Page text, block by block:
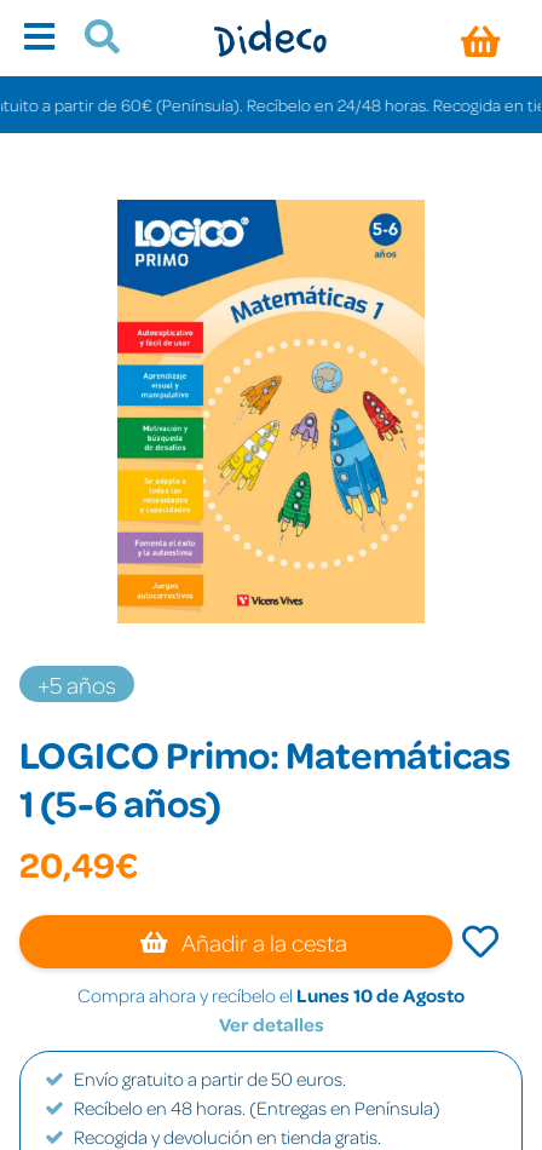
a partir de 60€ (Península). Recíbelo en 24/48 horas. Recogida en
+5 años
LOGICO Primo: Matemáticas
1 (5-6 años)
20,49€
Añadir a la cesta
Compra ahora y recíbelo el Lunes 10 de Agosto
Ver detalles
Envío gratuito a partir de 50 euros.
Recíbelo en 48 horas. (Entregas en Península)
Recogida y devolución en tienda gratis.